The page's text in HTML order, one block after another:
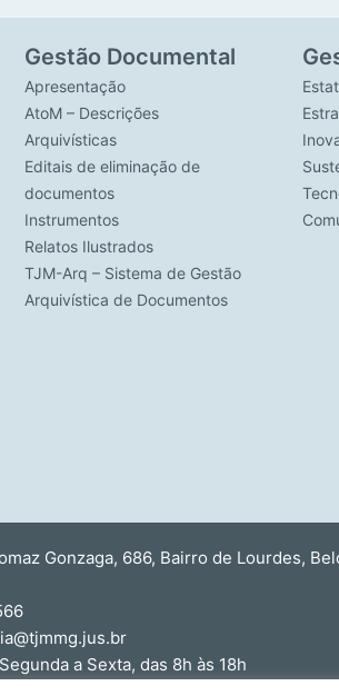
Gestão Documental
Apresentação
AtoM – Descrições
Arquivísticas
Editais de eliminação de
documentos
Instrumentos
Relatos Ilustrados
TJM-Arq – Sistema de Gestão
Arquivística de Documentos
Gonzaga, 686, Bairro de Lourdes,
a Sexta, das 8h às 18h